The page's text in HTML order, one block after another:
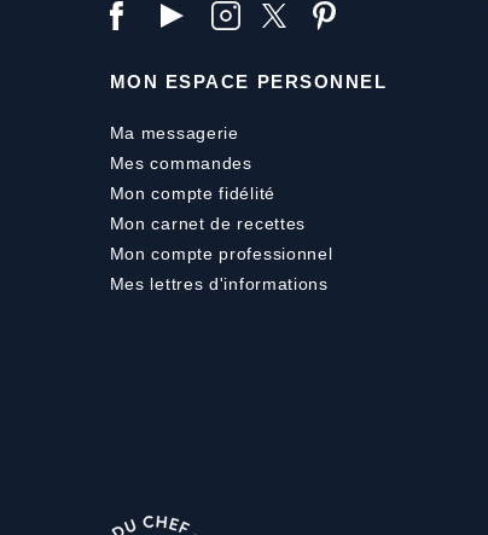
MON ESPACE PERSONNEL
Ma messagerie
Mes commandes
Mon compte fidélité
Mon carnet de recettes
Mon compte professionnel
Mes lettres d'informations